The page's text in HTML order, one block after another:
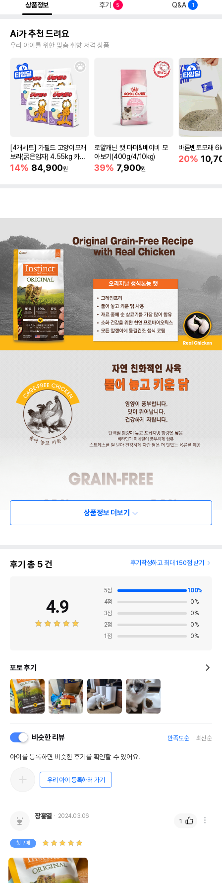
상품정보 후기 5 Q&A 1
Ai가 추천 드려요
우리 아이를 위한 맞춤 취향 저격 상품
[4개세트] 가필드 고양이모래
보라(굵은입자) 4.55kg 카사
바모래
14% 84,900원
로얄캐닌 캣 마더&베이비 모
아보기(400g/4/10kg)
39% 7,900원
바른벤토모래
20%
상품정보 더보기
후기 총 5건 후기작성하고 최대 150점 받기
4.9
5점 100%
4점 0%
3점 0%
2점 0%
1 점 0%
포토 후기
비슷한 리뷰 만족도순 최신순
아이를 등록하면 비슷한 후기를 확인할 수 있어요.
우리 아이 등록하러 가기
장홍열 2024.03.06
첫구매
1